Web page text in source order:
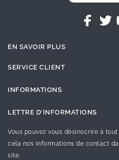
EN SAVOIR PLUS
SERVICE CLIENT
INFORMATIONS
LETTRE D'INFORMATIONS
Vous pouvez vous désinscrire à
cela nos informations de contact
site.